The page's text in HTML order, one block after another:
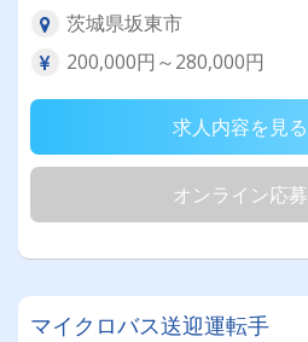
茨城県坂東市
200,000円～280,000円
求人内容を見る
オンライン応募
マイクロバス送迎運転手